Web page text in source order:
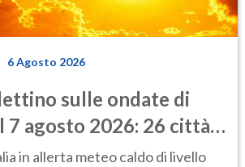
6 Agosto 2026
sulle ondate di
7 agosto 2026: 26 città
in Italia
in allerta meteo caldo di livello